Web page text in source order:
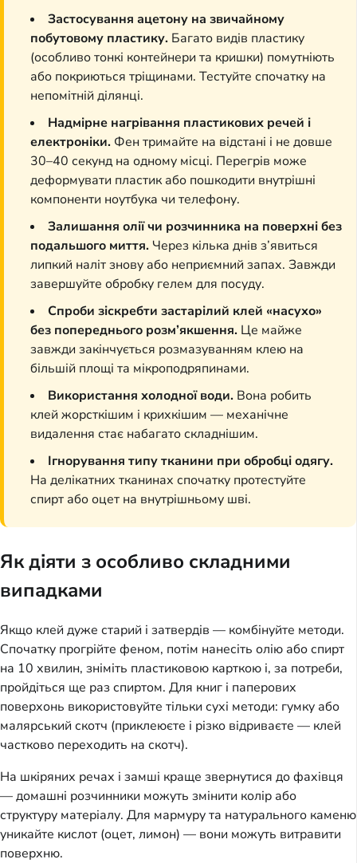
Застосування ацетону на звичайному
побутовому пластику. Багато видів пластику
(особливо тонкі контейнери та кришки) помутніють
або покриються тріщинами. Тестуйте спочатку на
непомітній ділянці.
Надмірне нагрівання пластикових речей і
електроніки. Фен тримайте на відстані і не довше
30–40 секунд на одному місці. Перегрів може
деформувати пластик або пошкодити внутрішні
компоненти ноутбука чи телефону.
Залишання олії чи розчинника на поверхні без
подальшого миття. Через кілька днів з’явиться
липкий наліт знову або неприємний запах. Завжди
завершуйте обробку гелем для посуду.
Спроби зіскребти застарілий клей «насухо»
без попереднього розм’якшення. Це майже
завжди закінчується розмазуванням клею на
більшій площі та мікроподряпинами.
Використання холодної води. Вона робить
клей жорсткішим і крихкішим — механічне
видалення стає набагато складнішим.
Ігнорування типу тканини при обробці одягу.
На делікатних тканинах спочатку протестуйте
спирт або оцет на внутрішньому шві.
Як діяти з особливо складними
випадками
Якщо клей дуже старий і затвердів — комбінуйте методи.
Спочатку прогрійте феном, потім нанесіть олію або спирт
на 10 хвилин, зніміть пластиковою карткою і, за потреби,
пройдіться ще раз спиртом. Для книг і паперових
поверхонь використовуйте тільки сухі методи: гумку або
малярський скотч (приклеюєте і різко відриваєте — клей
частково переходить на скотч).
На шкіряних речах і замші краще звернутися до фахівця
— домашні розчинники можуть змінити колір або
структуру матеріалу. Для мармуру та натурального каменю
уникайте кислот (оцет, лимон) — вони можуть витравити
поверхню.